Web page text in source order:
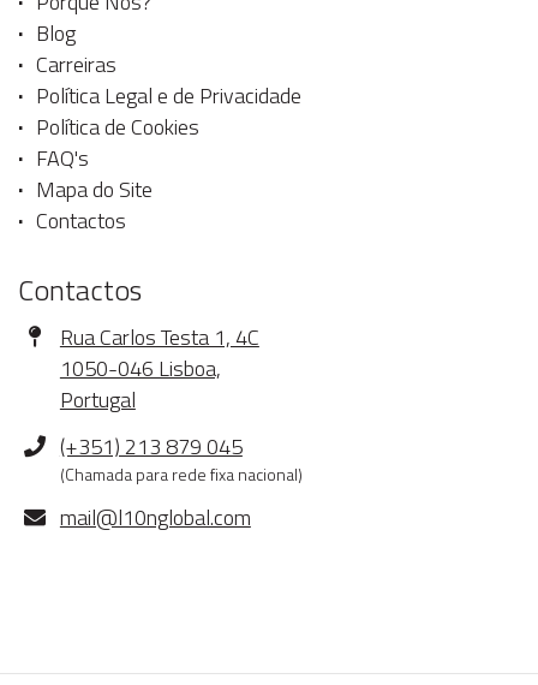
Blog
Carreiras
Política Legal e de Privacidade
Política de Cookies
FAQ's
Mapa do Site
Contactos
Contactos
Morada
Rua Carlos Testa 1, 4C
1050-046 Lisboa,
Portugal
Telefone
(+351) 213 879 045
(Chamada para rede fixa nacional)
E-
mail@l10nglobal.com